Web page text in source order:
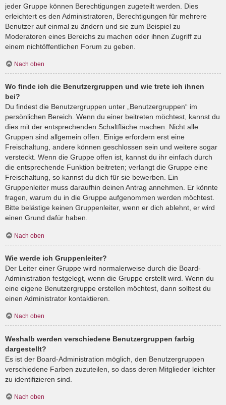
jeder Gruppe können Berechtigungen zugeteilt werden. Dies
erleichtert es den Administratoren, Berechtigungen für mehrere
Benutzer auf einmal zu ändern und sie zum Beispiel zu
Moderatoren eines Bereichs zu machen oder ihnen Zugriff zu
einem nichtöffentlichen Forum zu geben.
Nach oben
Wo finde ich die Benutzergruppen und wie trete ich ihnen
bei?
Du findest die Benutzergruppen unter „Benutzergruppen“ im
persönlichen Bereich. Wenn du einer beitreten möchtest, kannst du
dies mit der entsprechenden Schaltfläche machen. Nicht alle
Gruppen sind allgemein offen. Einige erfordern erst eine
Freischaltung, andere können geschlossen sein und weitere sogar
versteckt. Wenn die Gruppe offen ist, kannst du ihr einfach durch
die entsprechende Funktion beitreten; verlangt die Gruppe eine
Freischaltung, so kannst du dich für sie bewerben. Ein
Gruppenleiter muss daraufhin deinen Antrag annehmen. Er könnte
fragen, warum du in die Gruppe aufgenommen werden möchtest.
Bitte belästige keinen Gruppenleiter, wenn er dich ablehnt, er wird
einen Grund dafür haben.
Nach oben
Wie werde ich Gruppenleiter?
Der Leiter einer Gruppe wird normalerweise durch die Board-
Administration festgelegt, wenn die Gruppe erstellt wird. Wenn du
eine eigene Benutzergruppe erstellen möchtest, dann solltest du
einen Administrator kontaktieren.
Nach oben
Weshalb werden verschiedene Benutzergruppen farbig
dargestellt?
Es ist der Board-Administration möglich, den Benutzergruppen
verschiedene Farben zuzuteilen, so dass deren Mitglieder leichter
zu identifizieren sind.
Nach oben